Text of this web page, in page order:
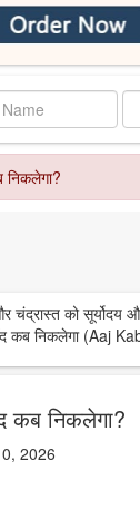
को सूर्योदय
कब निकलेगा (Aaj
कब निकलेगा?
2026